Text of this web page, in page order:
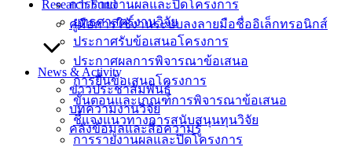
Research Fund
ยุทธศาสตร์งานวิจัย
ประกาศรับข้อเสนอโครงการ
ประกาศผลการพิจารณาข้อเสนอ
การยื่นข้อเสนอโครงการ
ขั้นตอนและเกณฑ์การพิจารณาข้อเสนอ
ชี้แจงแนวทางการสนับสนุนทุนวิจัย
การรายงานผลและปิดโครงการ
การรายงานผลและปิดโครงการ
คู่มือการใช้งานระบบลงลายมือชื่ออิเล็กทรอนิกส์
News & Activity
ข่าวประชาสัมพันธ์
บทความงานวิจัย
คลังข้อมูลและสื่อความรู้